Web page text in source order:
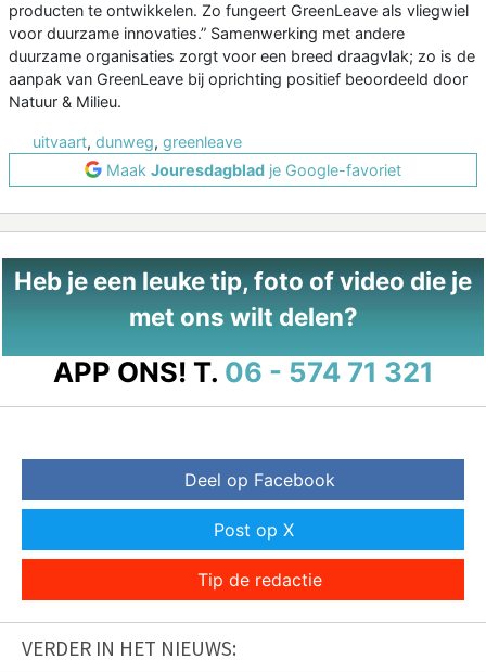
producten te ontwikkelen. Zo fungeert GreenLeave als vliegwiel
voor duurzame innovaties.” Samenwerking met andere
duurzame organisaties zorgt voor een breed draagvlak; zo is de
aanpak van GreenLeave bij oprichting positief beoordeeld door
Natuur & Milieu.
uitvaart, dunweg, greenleave
Maak Jouresdagblad je Google-favoriet
Heb je een leuke tip, foto of video die je
met ons wilt delen?
APP ONS! T. 06 - 574 71 321
Deel op Facebook
Post op X
Tip de redactie
VERDER IN HET NIEUWS: